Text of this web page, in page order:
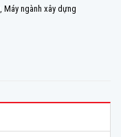
Máy ngành xây dựng